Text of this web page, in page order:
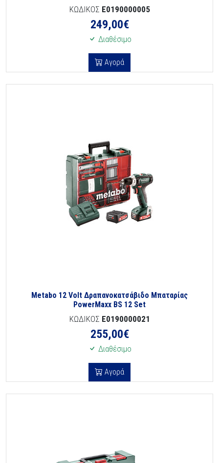
ΚΩΔΙΚΟΣ E0190000005
249,00€
Διαθέσιμο
Αγορά
Metabo 12 Volt Δραπανοκατσάβιδο Μπαταρίας
PowerMaxx BS 12 Set
ΚΩΔΙΚΟΣ E0190000021
255,00€
Διαθέσιμο
Αγορά